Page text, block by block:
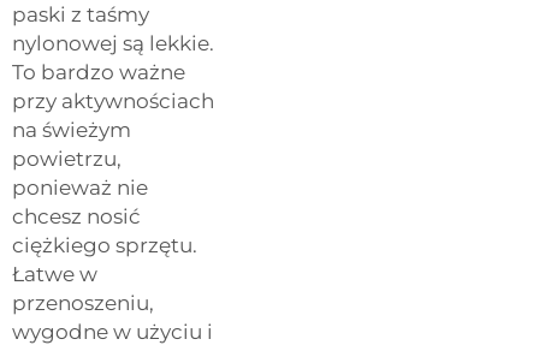
paski z taśmy
nylonowej są lekkie.
To bardzo ważne
przy aktywnościach
na świeżym
powietrzu,
ponieważ nie
chcesz nosić
ciężkiego sprzętu.
Łatwe w
przenoszeniu,
wygodne w użyciu i